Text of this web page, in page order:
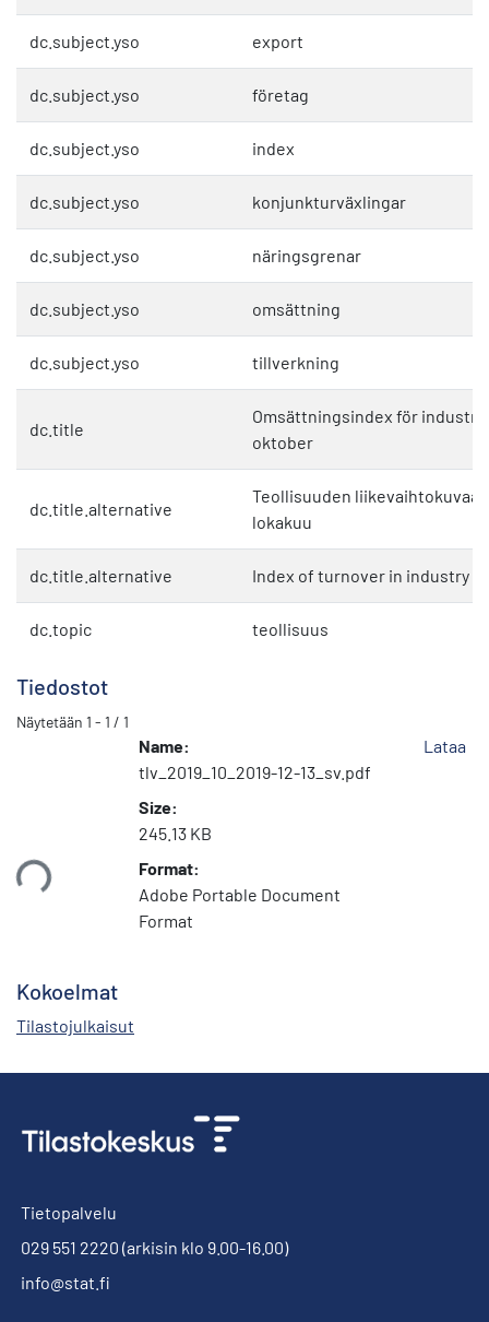
dc.subject.yso export
dc.subject.yso företag
dc.subject.yso index
dc.subject.yso konjunkturväxlingar
dc.subject.yso näringsgrenar
dc.subject.yso omsättning
dc.subject.yso tillverkning
dc.title
Omsättningsindex för
oktober
dc.title.alternative
Teollisuuden
lokakuu
dc.title.alternative Index of turnover in industry :
dc.topic teollisuus
Tiedostot
Näytetään 1 - 1 / 1
Name:
tlv_2019_10_2019-12-13_sv.pdf
Size:
245.13 KB
Format:
Adobe Portable Document
Format
Lataa
Kokoelmat
Tilastojulkaisut
Tietopalvelu
029 551 2220 (arkisin klo 9.00-16.00)
info@stat.fi